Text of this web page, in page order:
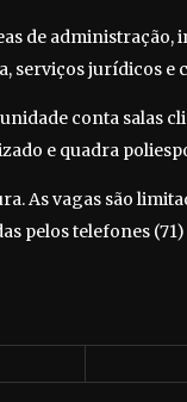
de administração,
serviços jurídicos e
conta salas
e quadra
As vagas são
pelos telefones